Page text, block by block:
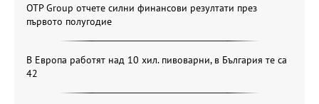
OTP Group отчете силни финансови резултати през
първото полугодие
В Европа работят над 10 хил. пивоварни, в България те са
42